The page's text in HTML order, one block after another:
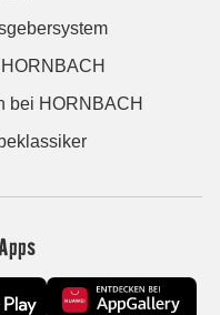
bei HORNBACH